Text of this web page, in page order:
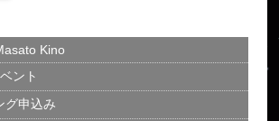
Kino
ント
グ申込み